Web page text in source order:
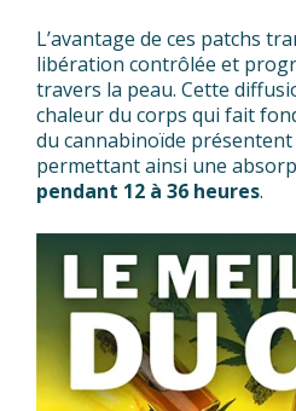
L’avantage de ces patchs
libération contrôlée et
travers la peau. Cette
chaleur du corps qui fait
du cannabinoïde présentent
permettant ainsi une
pendant 12 à 36 heures.